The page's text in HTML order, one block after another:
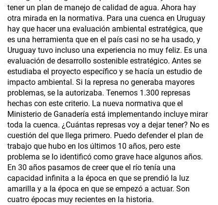
tener un plan de manejo de calidad de agua. Ahora hay
otra mirada en la normativa. Para una cuenca en Uruguay
hay que hacer una evaluación ambiental estratégica, que
es una herramienta que en el país casi no se ha usado, y
Uruguay tuvo incluso una experiencia no muy feliz. Es una
evaluación de desarrollo sostenible estratégico. Antes se
estudiaba el proyecto específico y se hacía un estudio de
impacto ambiental. Si la represa no generaba mayores
problemas, se la autorizaba. Tenemos 1.300 represas
hechas con este criterio. La nueva normativa que el
Ministerio de Ganadería está implementando incluye mirar
toda la cuenca. ¿Cuántas represas voy a dejar tener? No es
cuestión del que llega primero. Puedo defender el plan de
trabajo que hubo en los últimos 10 años, pero este
problema se lo identificó como grave hace algunos años.
En 30 años pasamos de creer que el río tenía una
capacidad infinita a la época en que se prendió la luz
amarilla y a la época en que se empezó a actuar. Son
cuatro épocas muy recientes en la historia.